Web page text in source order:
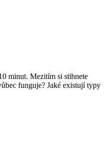
minut. Mezitím si stihnete
funguje? Jaké existují typy